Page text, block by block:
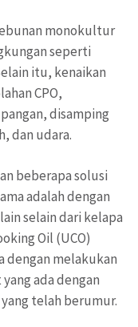
monokultur
seperti
itu, kenaikan
CPO,
disamping
dan udara.
beberapa solusi
adalah dengan
selain dari kelapa
Oil (UCO)
dengan melakukan
ada dengan
telah berumur.